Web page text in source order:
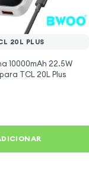
20L PLUS
10000mAh 22.5W
TCL 20L Plus